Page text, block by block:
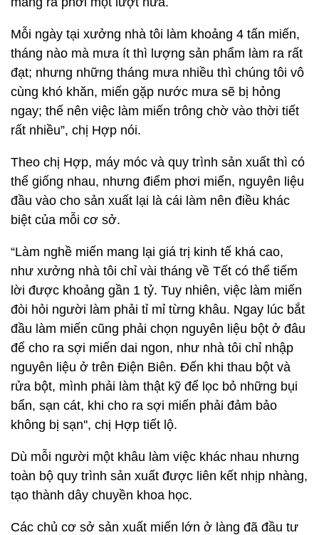
Mỗi ngày tại xưởng nhà tôi làm khoảng 4 tấn miến,
tháng nào mà mưa ít thì lượng sản phẩm làm ra rất
đạt; nhưng những tháng mưa nhiều thì chúng tôi vô
cùng khó khăn, miến gặp nước mưa sẽ bị hỏng
ngay; thế nên việc làm miến trông chờ vào thời tiết
rất nhiều”, chị Hợp nói.
Theo chị Hợp, máy móc và quy trình sản xuất thì có
thể giống nhau, nhưng điểm phơi miến, nguyên liệu
đầu vào cho sản xuất lại là cái làm nên điều khác
biệt của mỗi cơ sở.
“Làm nghề miến mang lại giá trị kinh tế khá cao,
như xưởng nhà tôi chỉ vài tháng về Tết có thể tiếm
lời được khoảng gần 1 tỷ. Tuy nhiên, việc làm miến
đòi hỏi người làm phải tỉ mỉ từng khâu. Ngay lúc bắt
đầu làm miến cũng phải chọn nguyên liệu bột ở đâu
để cho ra sợi miến dai ngon, như nhà tôi chỉ nhập
nguyên liệu ở trên Điện Biên. Đến khi thau bột và
rửa bột, mình phải làm thật kỹ để lọc bỏ những bụi
bẩn, sạn cát, khi cho ra sợi miến phải đảm bảo
không bị sạn'', chị Hợp tiết lộ.
Dù mỗi người một khâu làm việc khác nhau nhưng
toàn bộ quy trình sản xuất được liên kết nhịp nhàng,
tạo thành dây chuyền khoa học.
Các chủ cơ sở sản xuất miến lớn ở làng đã đầu tư